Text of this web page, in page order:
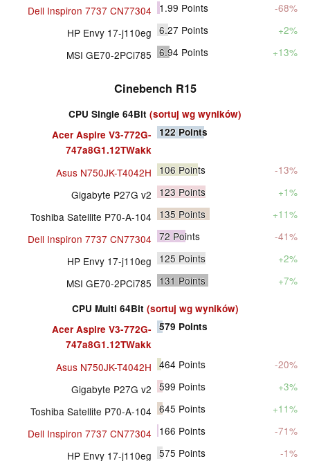
Dell Inspiron 7737 CN77304
1.99 Points
-68%
HP Envy 17-j110eg 6.27 Points
+2%
MSI GE70-2PCi785 6.94 Points +13%
Cinebench R15
CPU Single 64Bit (sortuj wg wyników)
Acer Aspire V3-772G-
747a8G1.12TWakk
122 Points
Asus N750JK-T4042H 106 Points
-13%
Gigabyte P27G v2
123 Points
+1%
Toshiba Satellite P70-A-104
135 Points
+11%
Dell Inspiron 7737 CN77304 72 Points
-41%
HP Envy 17-j110eg
125 Points
+2%
MSI GE70-2PCi785 131 Points +7%
CPU Multi 64Bit (sortuj wg wyników)
Acer Aspire V3-772G-
747a8G1.12TWakk
579 Points
Asus N750JK-T4042H 464 Points
-20%
Gigabyte P27G v2 599 Points
+3%
Toshiba Satellite P70-A-104 645 Points
+11%
Dell Inspiron 7737 CN77304
166 Points
-71%
HP Envy 17-j110eg 575 Points -1%